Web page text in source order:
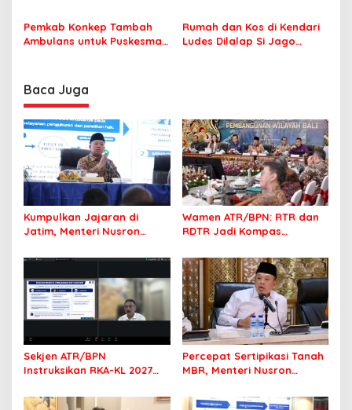
Berintegritas dan
Profesional Layani
Pemkab Konkep Tambah
Ambulans untuk Puskesmas
Rumah dan Kos di Kendari
Ludes Dilalap Si Jago
Baca Juga
Kumpulkan Jajaran di
Jatim, Menteri Nusron
Jadi Prioritas
Wamen ATR/BPN: RTR dan
RDTR Jadi Kompas
Sekjen ATR/BPN
Instruksikan RKA-KL 2027
Transformasi Layanan
Percepat Sertipikasi Tanah
MBR, Menteri Nusron
Pemerintah Dirasakan Utuh